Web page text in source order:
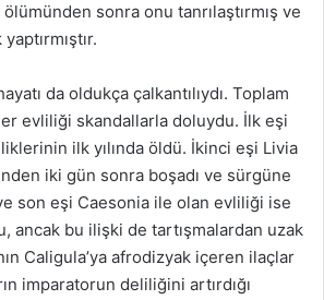
sonra onu tanrılaştırmış ve
da oldukça çalkantılıydı. Toplam
evliliği skandallarla doluydu. İlk eşi
ilk yılında öldü. İkinci eşi Livia
iki gün sonra boşadı ve sürgüne
son eşi Caesonia ile olan evliliği ise
ancak bu ilişki de tartışmalardan uzak
Caligula’ya afrodizyak içeren ilaçlar
imparatorun deliliğini artırdığı